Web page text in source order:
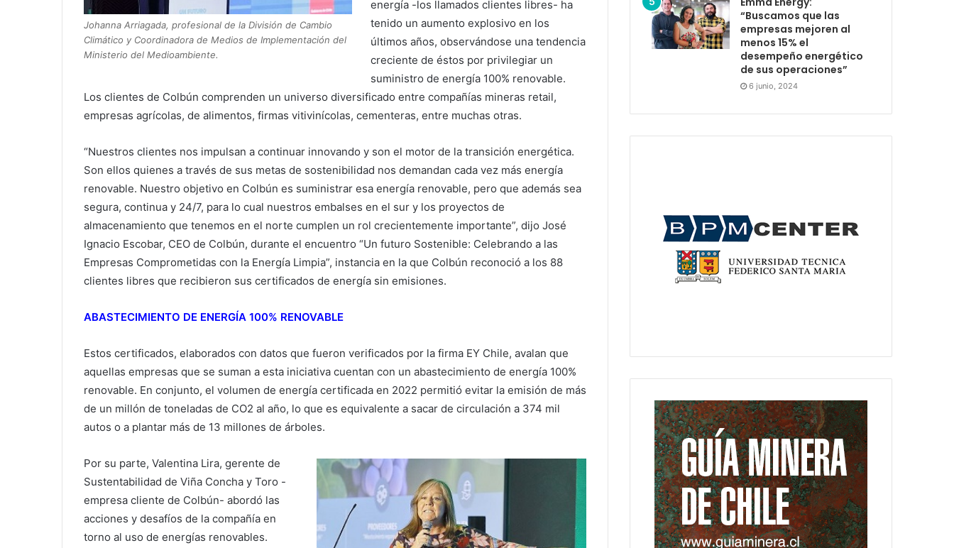
Johanna Arriagada, profesional de la División de Cambio
Climático y Coordinadora de Medios de Implementación del
Ministerio del Medioambiente.
energía -los llamados clientes libres- ha
tenido un aumento explosivo en los
últimos años, observándose una tendencia
creciente de éstos por privilegiar un
suministro de energía 100% renovable.
Los clientes de Colbún comprenden un universo diversificado entre compañías mineras retail,
empresas agrícolas, de alimentos, firmas vitivinícolas, cementeras, entre muchas otras.
“Nuestros clientes nos impulsan a continuar innovando y son el motor de la transición energética.
Son ellos quienes a través de sus metas de sostenibilidad nos demandan cada vez más energía
renovable. Nuestro objetivo en Colbún es suministrar esa energía renovable, pero que además sea
segura, continua y 24/7, para lo cual nuestros embalses en el sur y los proyectos de
almacenamiento que tenemos en el norte cumplen un rol crecientemente importante”, dijo José
Ignacio Escobar, CEO de Colbún, durante el encuentro “Un futuro Sostenible: Celebrando a las
Empresas Comprometidas con la Energía Limpia”, instancia en la que Colbún reconoció a los 88
clientes libres que recibieron sus certificados de energía sin emisiones.
ABASTECIMIENTO DE ENERGÍA 100% RENOVABLE
Estos certificados, elaborados con datos que fueron verificados por la firma EY Chile, avalan que
aquellas empresas que se suman a esta iniciativa cuentan con un abastecimiento de energía 100%
renovable. En conjunto, el volumen de energía certificada en 2022 permitió evitar la emisión de más
de un millón de toneladas de CO2 al año, lo que es equivalente a sacar de circulación a 374 mil
autos o a plantar más de 13 millones de árboles.
Por su parte, Valentina Lira, gerente de
Sustentabilidad de Viña Concha y Toro -
empresa cliente de Colbún- abordó las
acciones y desafíos de la compañía en
torno al uso de energías renovables.
“Buscamos que las
empresas mejoren al
menos 15% el
desempeño energético
de sus operaciones”
6 junio, 2024